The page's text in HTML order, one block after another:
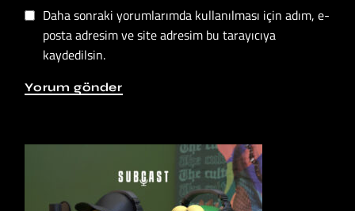
Daha sonraki yorumlarımda kullanılması için adım, e-
posta adresim ve site adresim bu tarayıcıya
kaydedilsin.
Yorum gönder